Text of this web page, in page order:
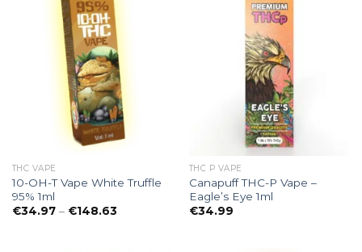
THC VAPE
10-OH-T Vape White Truffle
95% 1ml
€34.97 – €148.63Preisspanne:
THC P VAPE
Canapuff THC-P Vape –
Eagle’s Eye 1ml
€34.99